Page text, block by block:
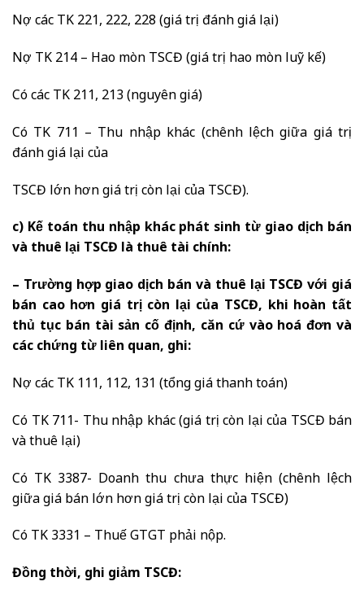
Nợ các TK 221, 222, 228 (giá trị đánh giá lại)
Nợ TK 214 – Hao mòn TSCĐ (giá trị hao mòn luỹ kế)
Có các TK 211, 213 (nguyên giá)
Có TK 711 – Thu nhập khác (chênh lệch giữa giá trị
đánh giá lại của
TSCĐ lớn hơn giá trị còn lại của TSCĐ).
c) Kế toán thu nhập khác phát sinh từ giao dịch bán
và thuê lại TSCĐ là thuê tài chính:
– Trường hợp giao dịch bán và thuê lại TSCĐ với giá
bán cao hơn giá trị còn lại của TSCĐ, khi hoàn tất
thủ tục bán tài sản cố định, căn cứ vào hoá đơn và
các chứng từ liên quan, ghi:
Nợ các TK 111, 112, 131 (tổng giá thanh toán)
Có TK 711- Thu nhập khác (giá trị còn lại của TSCĐ bán
và thuê lại)
Có TK 3387- Doanh thu chưa thực hiện (chênh lệch
giữa giá bán lớn hơn giá trị còn lại của TSCĐ)
Có TK 3331 – Thuế GTGT phải nộp.
Đồng thời, ghi giảm TSCĐ: